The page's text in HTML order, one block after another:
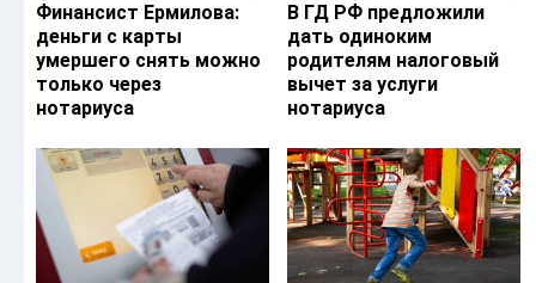
Финансист Ермилова:
деньги с карты
умершего снять можно
только через
нотариуса
В ГД РФ предложили
дать одиноким
родителям налоговый
вычет за услуги
нотариуса